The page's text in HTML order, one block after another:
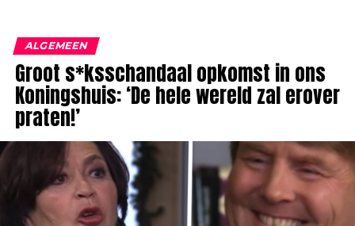
ALGEMEEN
Groot s*ksschandaal opkomst in ons
Koningshuis: ‘De hele wereld zal erover
praten!’